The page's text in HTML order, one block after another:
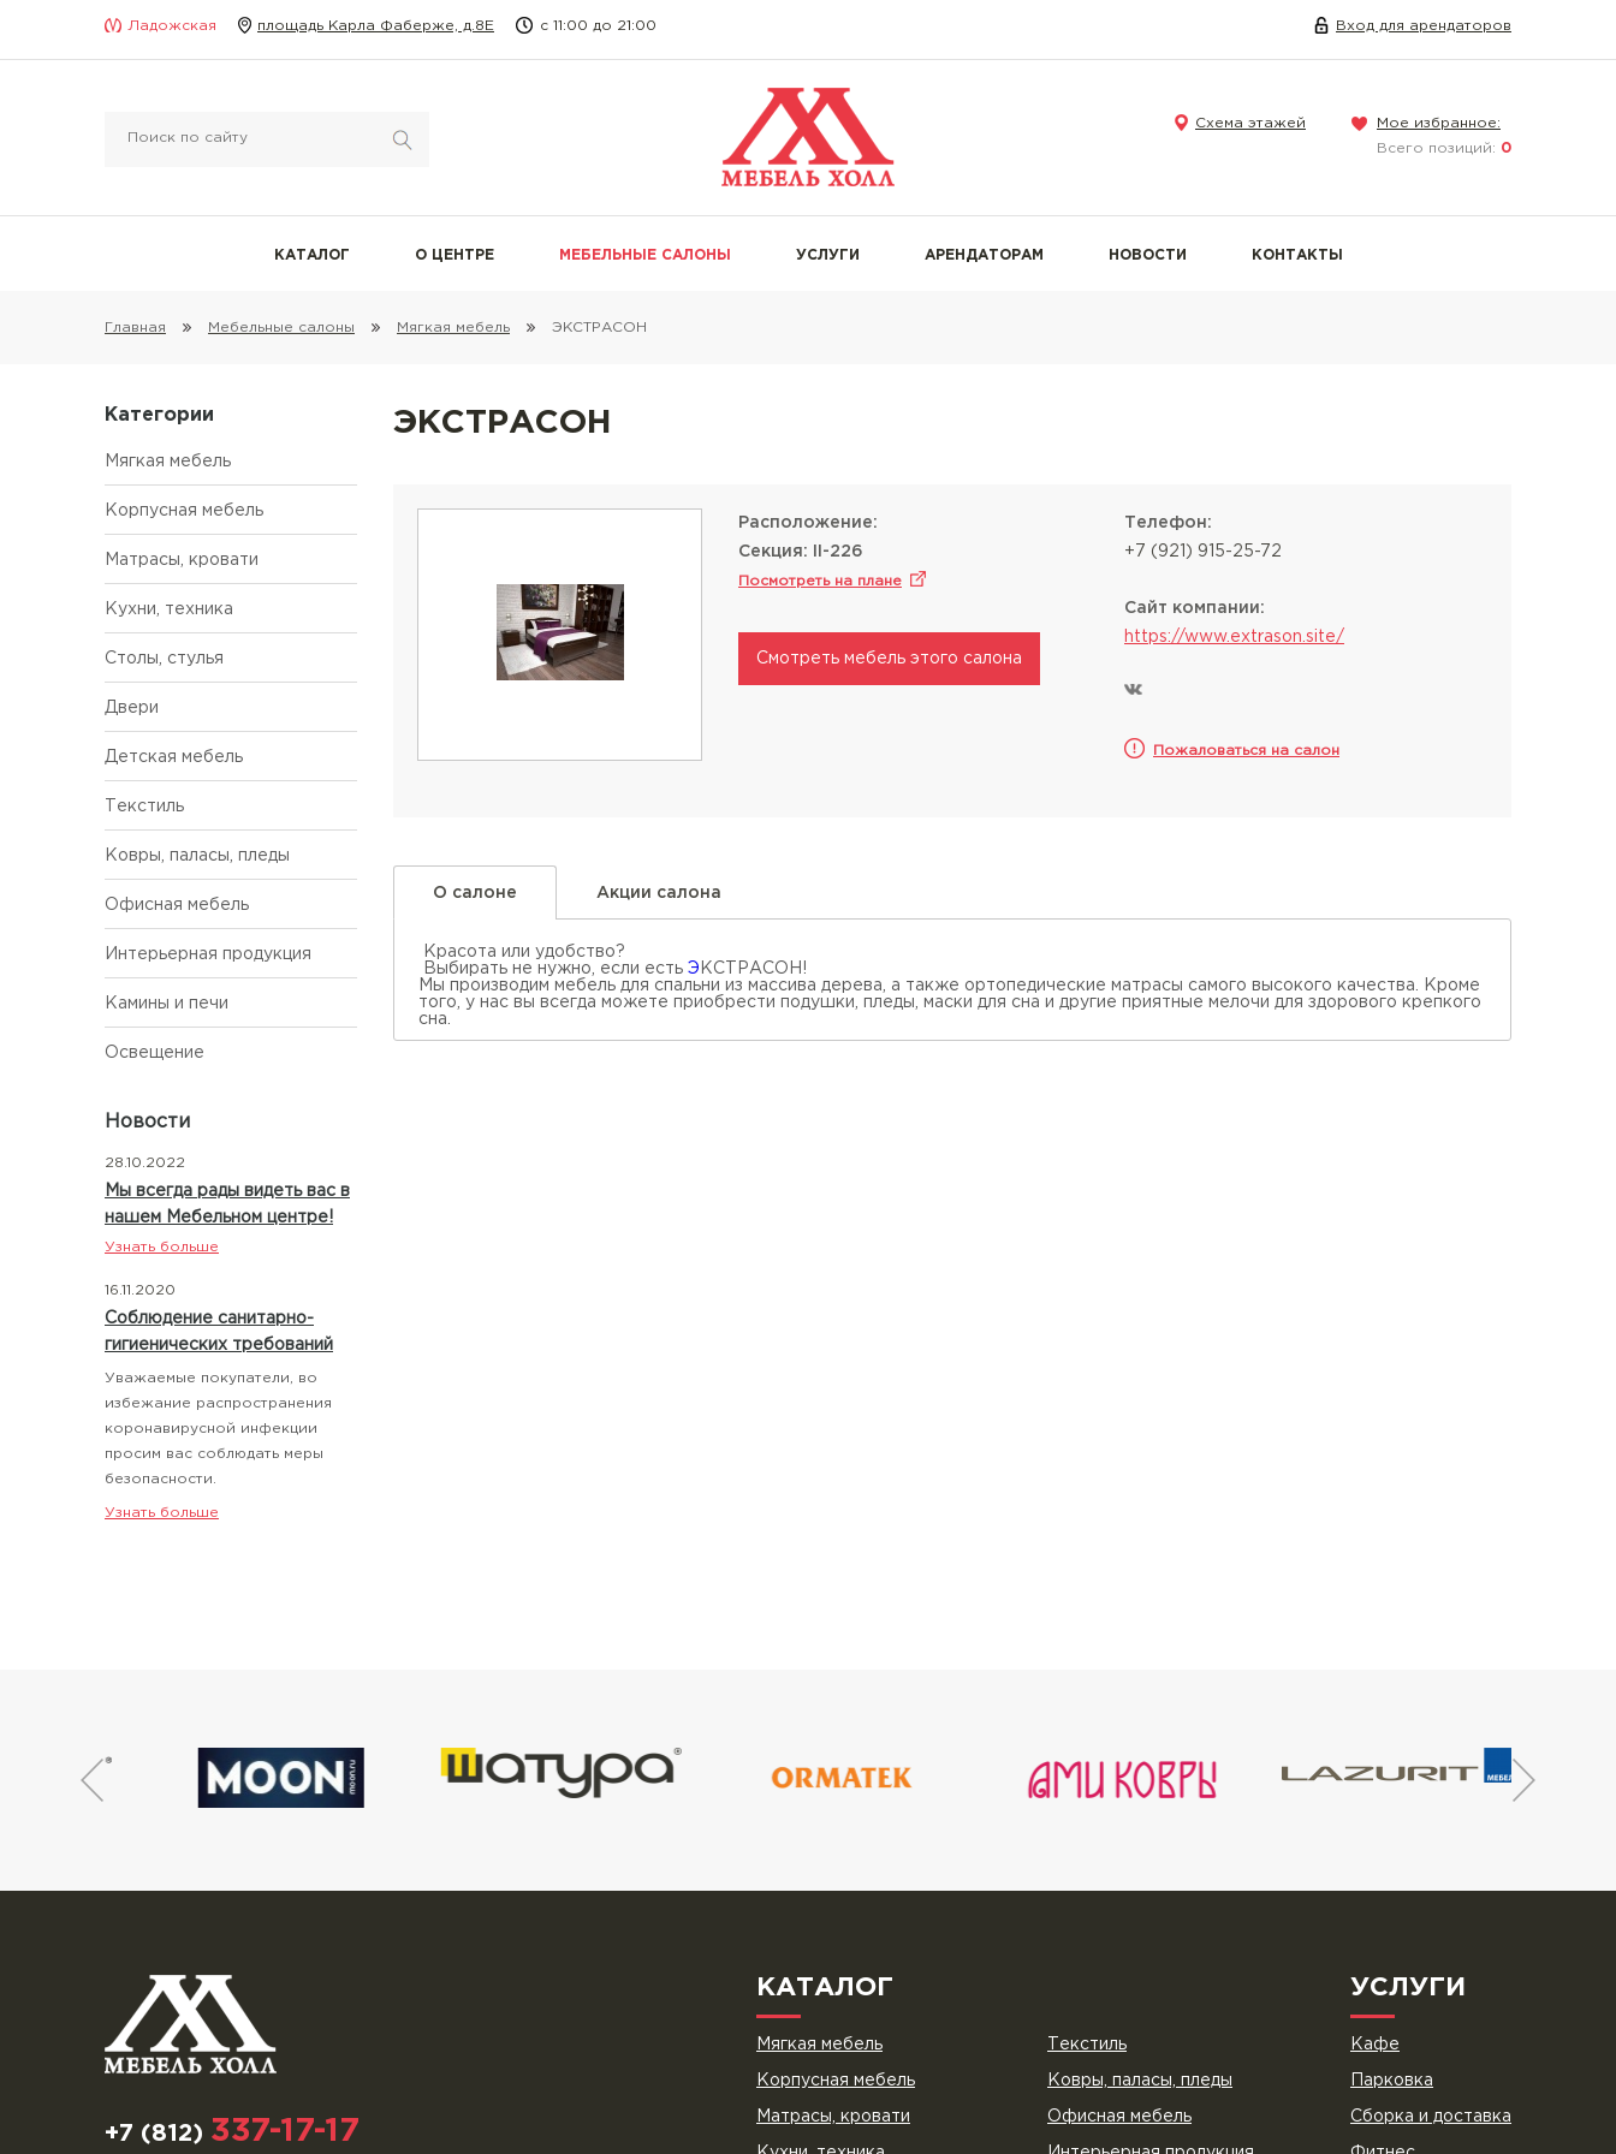
Ладожская площадь Карла Фаберже, д.8Е c 11:00 до 21:00 Вход для арендаторов
Мое избранное:
Всего позиций: 0
Схема этажей
КАТАЛОГ О ЦЕНТРЕ МЕБЕЛЬНЫЕ САЛОНЫ УСЛУГИ АРЕНДАТОРАМ НОВОСТИ КОНТАКТЫ
Главная Мебельные салоны Мягкая мебель ЭКСТРАСОН
Категории
Мягкая мебель
Корпусная мебель
Матрасы, кровати
Кухни, техника
Столы, стулья
Двери
Детская мебель
Текстиль
Ковры, паласы, пледы
Офисная мебель
Интерьерная продукция
Камины и печи
Освещение
Новости
28.10.2022
Мы всегда рады видеть вас в
нашем Мебельном центре!
Узнать больше
16.11.2020
Соблюдение санитарно-
гигиенических требований
Уважаемые покупатели, во
избежание распространения
коронавирусной инфекции
просим вас соблюдать меры
безопасности.
Узнать больше
ЭКСТРАСОН
Расположение:
Секция: II-226
Посмотреть на плане
Смотреть мебель этого салона
Телефон:
+7 (921) 915-25-72
Сайт компании:
https://www.extrason.site/
Пожаловаться на салон
О салоне Акции салона
Красота или удобство?
Выбирать не нужно, если есть Э КСТРАСОН !
Мы производим мебель для спальни из массива дерева, а также ортопедические матрасы самого высокого качества. Кроме
того, у нас вы всегда можете приобрести подушки, пледы, маски для сна и другие приятные мелочи для здорового крепкого
сна.
+7 (812) 337-17-17
УСЛУГИ
Кафе
Парковка
Сборка и доставка
КАТАЛОГ
Мягкая мебель
Корпусная мебель
Матрасы, кровати
Текстиль
Ковры, паласы, пледы
Офисная мебель